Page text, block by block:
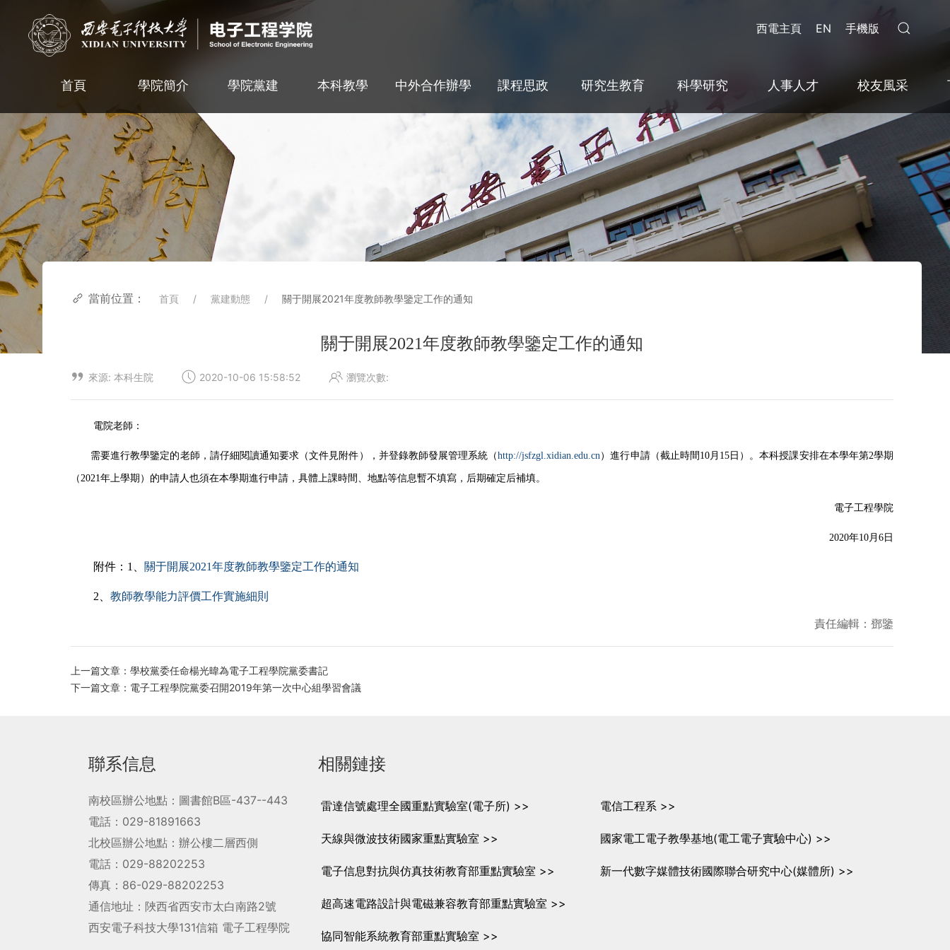
西電主頁 EN 手機版
首頁 學院簡介 學院黨建 本科教學 中外合作辦學 課程思政 研究生教育 科學研究 人事人才 校友風采
當前位置： 首頁 黨建動態 關于開展2021年度教師教學鑒定工作的通知
關于開展2021年度教師教學鑒定工作的通知
來源: 本科生院 2020-10-06 15:58:52 瀏覽次數:
電院老師：
需要進行教學鑒定的老師，請仔細閱讀通知要求（文件見附件），并登錄教師發展管理系統（http://jsfzgl.xidian.edu.cn）進行申請（截止時間 10月 15 日）。本科授課安排在本學年第2學期
（2021年上學期）的申請人也須在本學期進行申請，具體上課時間、地點等信息暫不填寫，后期確定后補填。
電子工程學院
2020年10月 6 日
附件： 1 關于開展2021年度教師教學鑒定工作的通知
2 教師教學能力評價工作實施細則
責任編輯：鄧鑒
上一篇文章：學校黨委任命楊光暐為電子工程學院黨委書記
下一篇文章：電子工程學院黨委召開2019年第一次中心組學習會議
聯系信息
南校區辦公地點：圖書館B區-437--443
電話：029-81891663
北校區辦公地點：辦公樓二層西側
電話：029-88202253
傳真：86-029-88202253
通信地址：陜西省西安市太白南路2號
西安電子科技大學131信箱 電子工程學院
相關鏈接
雷達信號處理全國重點實驗室(電子所) >>
天線與微波技術國家重點實驗室 >>
電子信息對抗與仿真技術教育部重點實驗室 >>
超高速電路設計與電磁兼容教育部重點實驗室 >>
協同智能系統教育部重點實驗室 >>
電信工程系 >>
國家電工電子教學基地(電工電子實驗中心) >>
新一代數字媒體技術國際聯合研究中心(媒體所) >>